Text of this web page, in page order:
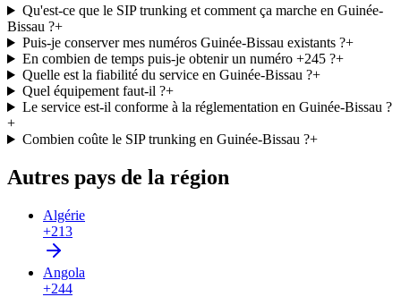
Qu'est-ce que le SIP trunking et comment ça marche en Guinée-
Bissau ?+
Puis-je conserver mes numéros Guinée-Bissau existants ?+
En combien de temps puis-je obtenir un numéro +245 ?+
Quelle est la fiabilité du service en Guinée-Bissau ?+
Quel équipement faut-il ?+
Le service est-il conforme à la réglementation en Guinée-Bissau ?
+
Combien coûte le SIP trunking en Guinée-Bissau ?+
Autres pays de la région
Algérie
+213
Angola
+244